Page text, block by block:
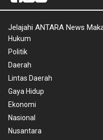
Jelajahi ANTARA News
Hukum
Politik
Daerah
Lintas Daerah
Gaya Hidup
Ekonomi
Nasional
Nusantara